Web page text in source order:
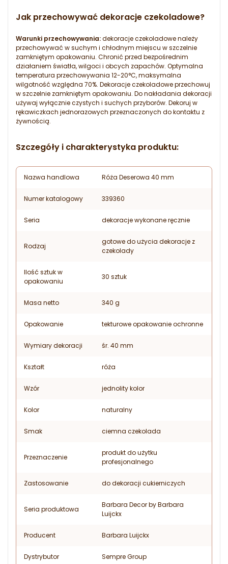
Jak przechowywać dekoracje czekoladowe?
Warunki przechowywania:dekoracje czekoladowe należy
przechowywać w suchym i chłodnym miejscu w szczelnie
zamkniętym opakowaniu. Chronić przed bezpośrednim
działaniem światła, wilgoci i obcych zapachów. Optymalna
temperatura przechowywania 12-20°C, maksymalna
wilgotność względna 70%. Dekoracje czekoladowe przechowuj
w szczelnie zamkniętym opakowaniu. Do nakładania dekoracji
używaj wyłącznie czystych i suchych przyborów. Dekoruj w
rękawiczkach jednorazowych przeznaczonych do kontaktu z
żywnością.
Szczegóły i charakterystyka produktu:
Nazwa handlowa Róża Deserowa 40 mm
Numer katalogowy 339360
Seria dekoracje wykonane ręcznie
Rodzaj
gotowe do użycia dekoracje z
czekolady
Ilość sztuk w
opakowaniu
30 sztuk
Masa netto 340 g
Opakowanie tekturowe opakowanie ochronne
Wymiary dekoracji śr. 40 mm
Kształt róża
Wzór jednolity kolor
Kolor naturalny
Smak ciemna czekolada
Przeznaczenie
produkt do użytku
profesjonalnego
Zastosowanie do dekoracji cukierniczych
Seria produktowa
Barbara Decor by Barbara
Luijckx
Producent Barbara Luijckx
Dystrybutor Sempre Group